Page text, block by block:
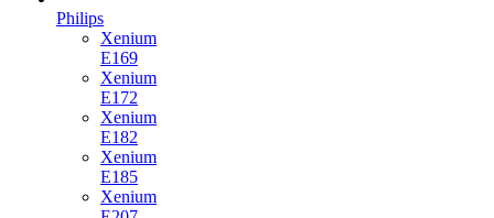
Philips
Xenium
E169
Xenium
E172
Xenium
E182
Xenium
E185
Xenium